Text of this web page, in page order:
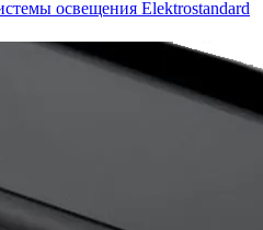
освещения Elektrostandard